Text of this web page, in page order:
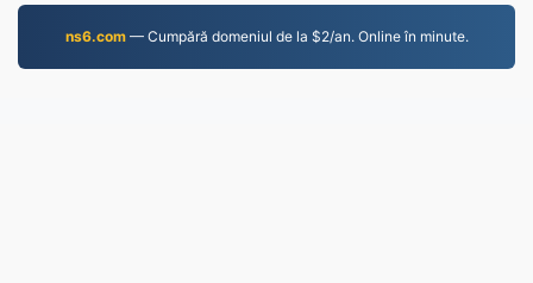
ns6.com— Cumpără domeniul de la $2/an. Online în minute.